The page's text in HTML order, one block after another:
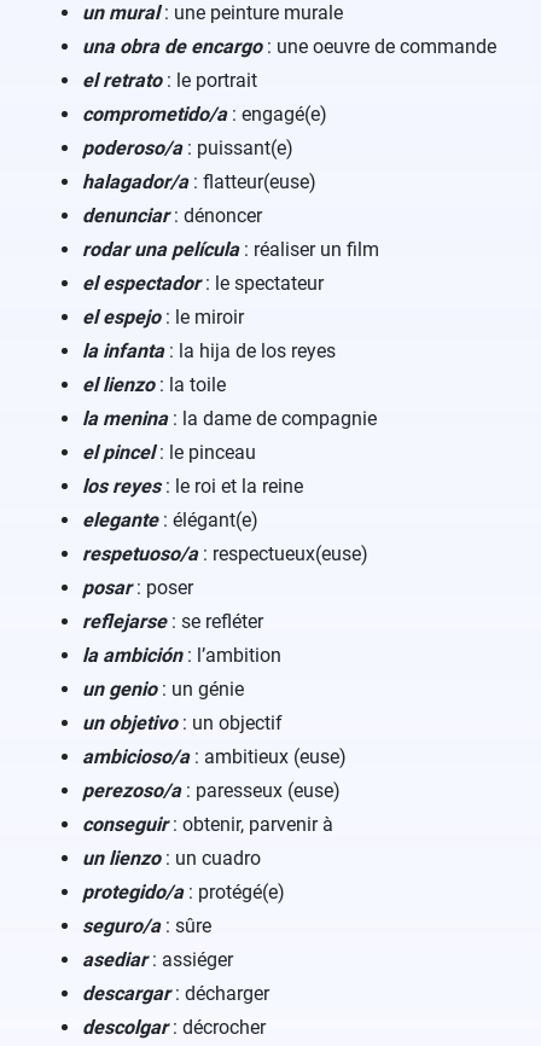
un mural: une peinture murale
una obra de encargo: une oeuvre de commande
el retrato : le portrait
comprometido/a: engagé(e)
poderoso/a : puissant(e)
halagador/a : flatteur(euse)
denunciar : dénoncer
rodar una película: réaliser un film
el espectador: le spectateur
el espejo: le miroir
la infanta: la hija de los reyes
el lienzo: la toile
la menina : la dame de compagnie
el pincel: le pinceau
los reyes: le roi et la reine
elegante : élégant(e)
respetuoso/a : respectueux(euse)
posar : poser
reflejarse: se refléter
la ambición: l’ambition
un genio: un génie
un objetivo : un objectif
ambicioso/a: ambitieux (euse)
perezoso/a : paresseux (euse)
conseguir : obtenir, parvenir à
un lienzo: un cuadro
protegido/a: protégé(e)
seguro/a : sûre
asediar : assiéger
descargar : décharger
descolgar : décrocher